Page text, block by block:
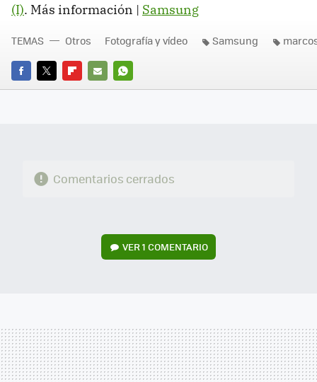
(I). Más información | Samsung
FACEBOOK
TWITTERFLIPBOARD
E-
WHATSAPP
TEMAS Otros Fotografía y vídeo Samsung
Comentarios cerrados
VER1 COMENTARIO